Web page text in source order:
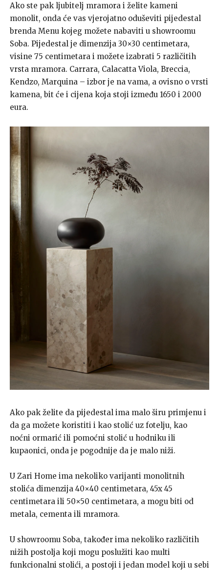
Ako ste pak ljubitelj mramora i želite kameni
monolit, onda će vas vjerojatno oduševiti pijedestal
brenda Menu kojeg možete nabaviti u showroomu
Soba. Pijedestal je dimenzija 30×30 centimetara,
visine 75 centimetara i možete izabrati 5 različitih
vrsta mramora. Carrara, Calacatta Viola, Breccia,
Kendzo, Marquina – izbor je na vama, a ovisno o vrsti
kamena, bit će i cijena koja stoji između 1650 i 2000
eura.
Ako pak želite da pijedestal ima malo širu primjenu i
da ga možete koristiti i kao stolić uz fotelju, kao
noćni ormarić ili pomoćni stolić u hodniku ili
kupaonici, onda je pogodnije da je malo niži.
U Zari Home ima nekoliko varijanti monolitnih
stolića dimenzija 40×40 centimetara, 45x 45
centimetara ili 50×50 centimetara, a mogu biti od
metala, cementa ili mramora.
U showroomu Soba, također ima nekoliko različitih
nižih postolja koji mogu poslužiti kao multi
funkcionalni stolići, a postoji i jedan model koji u sebi